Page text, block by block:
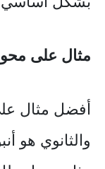
مثال على
أفضل مثال
والثانوي هو